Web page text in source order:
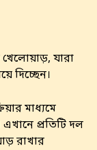
যারা
দিচ্ছেন।
মাধ্যমে
প্রতিটি দল
রাখার